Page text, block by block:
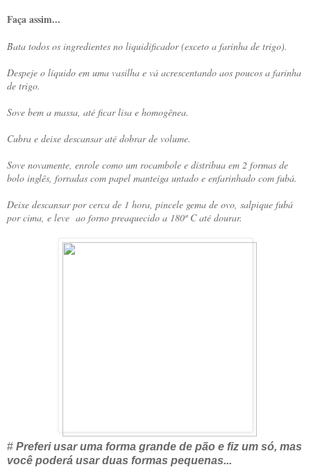
Faça assim...
Bata todos os ingredientes no liquidificador (exceto a farinha de trigo).
Despeje o líquido em uma vasilha e vá acrescentando aos poucos a farinha
de trigo.
Sove bem a massa, até ficar lisa e homogênea.
Cubra e deixe descansar até dobrar de volume.
Sove novamente, enrole como um rocambole e distribua em 2 formas de
bolo inglês, forradas com papel manteiga untado e enfarinhado com fubá.
Deixe descansar por cerca de 1 hora, pincele gema de ovo, salpique fubá
por cima, e leve ao forno preaquecido a 180º C até dourar.
# Preferi usar uma forma grande de pão e fiz um só, mas
você poderá usar duas formas pequenas...